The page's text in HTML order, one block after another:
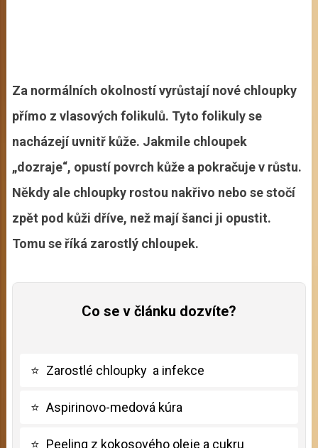
Za normálních okolností vyrůstají nové chloupky
přímo z vlasových folikulů. Tyto folikuly se
nacházejí uvnitř kůže. Jakmile chloupek
„dozraje“, opustí povrch kůže a pokračuje v růstu.
Někdy ale chloupky rostou nakřivo nebo se stočí
zpět pod kůži dříve, než mají šanci ji opustit.
Tomu se říká zarostlý chloupek.
Co se v článku dozvíte?
⭐ Zarostlé chloupky a infekce
⭐ Aspirinovo-medová kúra
⭐ Peeling z kokosového oleje a cukru